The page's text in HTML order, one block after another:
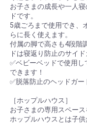
お子さまの成長や一人
ドです。
5歳ごろまで使用でき、
らに長く使えます。
付属の脚で高さも4段階
ドは寝返り防止のサイ
✅ベビーベッドで使用
できます！
✅脱落防止のヘッドガ
［ホップルハウス］
お子さまの専用スペー
ホップルハウスとは子